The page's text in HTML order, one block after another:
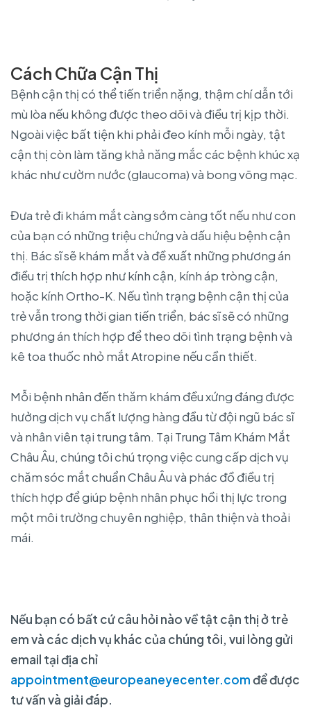
Cách Chữa Cận Thị
Bệnh cận thị có thể tiến triển nặng, thậm chí dẫn tới
mù lòa nếu không được theo dõi và điều trị kịp thời.
Ngoài việc bất tiện khi phải đeo kính mỗi ngày, tật
cận thị còn làm tăng khả năng mắc các bệnh khúc xạ
khác như cườm nước (glaucoma) và bong võng mạc.
Đưa trẻ đi khám mắt càng sớm càng tốt nếu như con
của bạn có những triệu chứng và dấu hiệu bệnh cận
thị. Bác sĩ sẽ khám mắt và đề xuất những phương án
điều trị thích hợp như kính cận, kính áp tròng cận,
hoặc kính Ortho-K. Nếu tình trạng bệnh cận thị của
trẻ vẫn trong thời gian tiến triển, bác sĩ sẽ có những
phương án thích hợp để theo dõi tình trạng bệnh và
kê toa thuốc nhỏ mắt Atropine nếu cần thiết.
Mỗi bệnh nhân đến thăm khám đều xứng đáng được
hưởng dịch vụ chất lượng hàng đầu từ đội ngũ bác sĩ
và nhân viên tại trung tâm. Tại Trung Tâm Khám Mắt
Châu Âu, chúng tôi chú trọng việc cung cấp dịch vụ
chăm sóc mắt chuẩn Châu Âu và phác đồ điều trị
thích hợp để giúp bệnh nhân phục hồi thị lực trong
một môi trường chuyên nghiệp, thân thiện và thoải
mái.
Nếu bạn có bất cứ câu hỏi nào về tật cận thị ở trẻ
em và các dịch vụ khác của chúng tôi, vui lòng gửi
email tại địa chỉ
appointment@europeaneyecenter.comđể được
tư vấn và giải đáp.